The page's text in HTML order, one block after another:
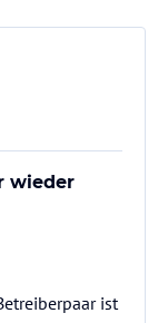
wieder
ist